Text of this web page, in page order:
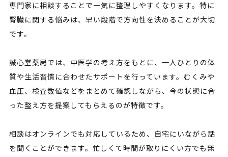
専門家に相談することで一気に整理しやすくなります。特に
腎臓に関する悩みは、早い段階で方向性を決めることが大切
です。
誠心堂薬局では、中医学の考え方をもとに、一人ひとりの体
質や生活習慣に合わせたサポートを行っています。むくみや
血圧、検査数値などをまとめて確認しながら、今の状態に合
った整え方を提案してもらえるのが特徴です。
相談はオンラインでも対応しているため、自宅にいながら話
を聞くことができます。忙しくて時間が取りにくい方でも無